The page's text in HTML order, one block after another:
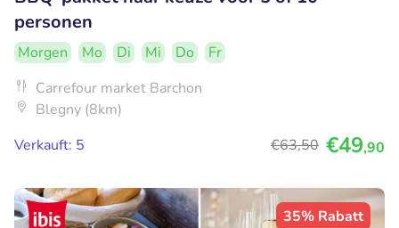
personen
Morgen Mo Di Mi Do
Fr
Carrefour market Barchon
Blegny (8km)
Verkauft: 5
€63,50 €49,90
35% Rabatt